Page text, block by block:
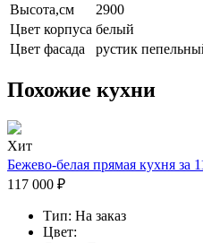
Высота,см
2900
Цвет корпуса белый
Цвет фасада
рустик
Похожие кухни
Хит
Бежево-белая прямая кухня за
117 000 ₽
Тип: На заказ
Цвет: